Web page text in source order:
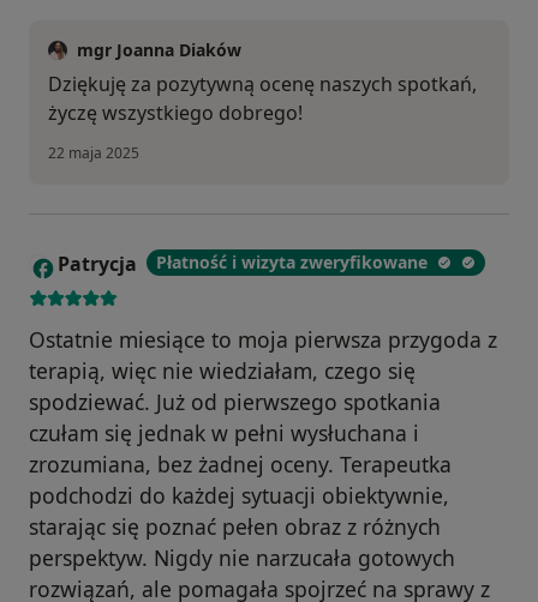
mgr Joanna Diaków
Dziękuję za pozytywną ocenę naszych spotkań,
życzę wszystkiego dobrego!
22 maja 2025
P Patrycja Płatność i wizyta zweryfikowane
Ostatnie miesiące to moja pierwsza przygoda z
terapią, więc nie wiedziałam, czego się
spodziewać. Już od pierwszego spotkania
czułam się jednak w pełni wysłuchana i
zrozumiana, bez żadnej oceny. Terapeutka
podchodzi do każdej sytuacji obiektywnie,
starając się poznać pełen obraz z różnych
perspektyw. Nigdy nie narzucała gotowych
rozwiązań, ale pomagała spojrzeć na sprawy z